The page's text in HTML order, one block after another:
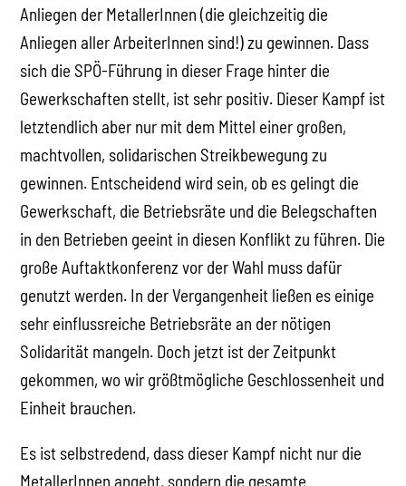
Anliegen der MetallerInnen (die gleichzeitig die
Anliegen aller ArbeiterInnen sind!) zu gewinnen. Dass
sich die SPÖ-Führung in dieser Frage hinter die
Gewerkschaften stellt, ist sehr positiv. Dieser Kampf ist
letztendlich aber nur mit dem Mittel einer großen,
machtvollen, solidarischen Streikbewegung zu
gewinnen. Entscheidend wird sein, ob es gelingt die
Gewerkschaft, die Betriebsräte und die Belegschaften
in den Betrieben geeint in diesen Konflikt zu führen. Die
große Auftaktkonferenz vor der Wahl muss dafür
genutzt werden. In der Vergangenheit ließen es einige
sehr einflussreiche Betriebsräte an der nötigen
Solidarität mangeln. Doch jetzt ist der Zeitpunkt
gekommen, wo wir größtmögliche Geschlossenheit und
Einheit brauchen.
Es ist selbstredend, dass dieser Kampf nicht nur die
MetallerInnen angeht, sondern die gesamte